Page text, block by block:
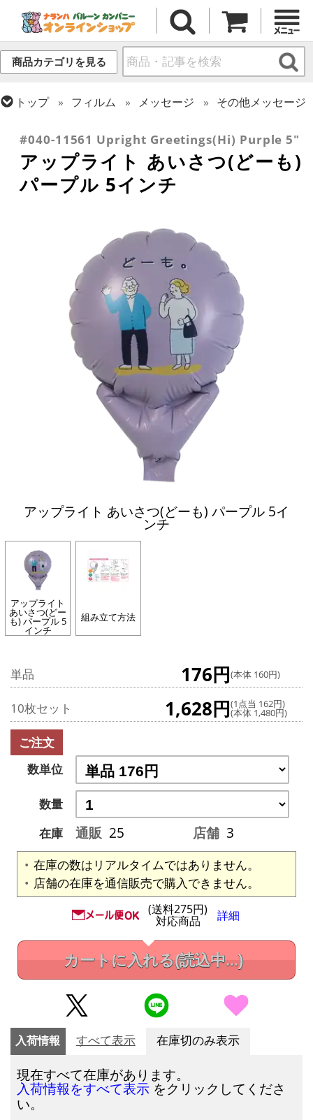
商品カテゴリを見る
トップ フィルム メッセージ
その他メッセージ
#040-11561 Upright Greetings(Hi) Purple 5"
アップライト あいさつ(どーも)
パープル 5インチ
アップライト あいさつ(どーも) パープル 5イ
ンチ
アップライト
あいさつ(どー
も) パープル 5
インチ
組み立て方法
単品 176円(本体 160円)
10枚セット 1,628円(1点当 162円)
(本体 1,480円)
ご注文
数単位
数量
在庫
通販 25 店舗 3
在庫の数はリアルタイムではありません。
店舗の在庫を通信販売で購入できません。
(送料275円)
対応商品 詳細
カートに入れる(読込中...)
入荷情報 すべて表示 在庫切のみ表示
現在すべて在庫があります。
入荷情報をすべて表示 をクリックしてくださ
い。